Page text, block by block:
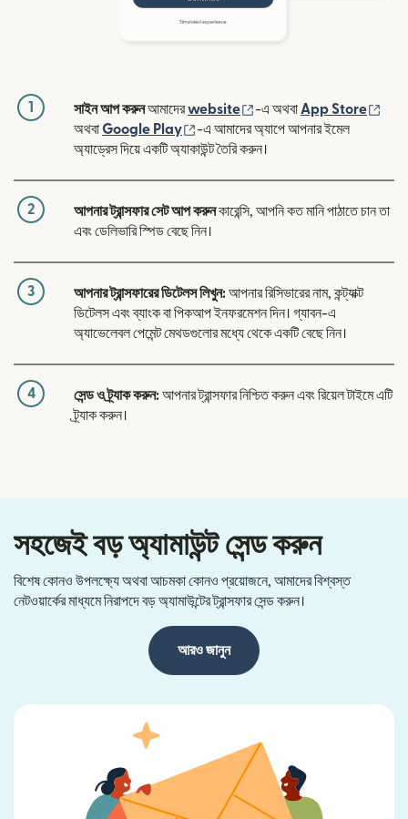
1 সাইন আপ করুনআমাদেরwebsite (নতুন উইন্ডোতে খুলবে)
-এ অথবাApp Store
অথবাGoogle Play (নতুন উইন্ডোতে খুলবে)
-এ আমাদের অ্যাপে আপনার ইমেল
অ্যাড্রেস দিয়ে একটি অ্যাকাউন্ট তৈরি করুন।
2 আপনার ট্রান্সফার সেট আপ করুনকারেন্সি, আপনি কত মানি পাঠাতে চান তা
এবং ডেলিভারি স্পিড বেছে নিন।
3 আপনার ট্রান্সফারের ডিটেলস লিখুন:আপনার রিসিভারের নাম, কন্ট্যাক্ট
ডিটেলস এবং ব্যাংক বা পিকআপ ইনফরমেশন দিন। গ্যাবন-এ
অ্যাভেলেবল পেমেন্ট মেথডগুলোর মধ্যে থেকে একটি বেছে নিন।
4 সেন্ড ও ট্র্যাক করুন:আপনার ট্রান্সফার নিশ্চিত করুন এবং রিয়েল টাইমে এটি
ট্র্যাক করুন।
সহজেই বড় অ্যামাউন্ট সেন্ড করুন
বিশেষ কোনও উপলক্ষ্যে অথবা আচমকা কোনও প্রয়োজনে, আমাদের বিশ্বস্ত
নেটওয়ার্কের মাধ্যমে নিরাপদে বড় অ্যামাউন্টের ট্রান্সফার সেন্ড করুন।
আরও জানুন